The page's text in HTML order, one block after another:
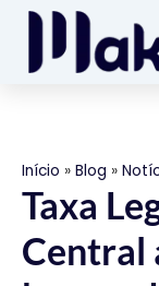
Início » Blog »
Taxa
Central